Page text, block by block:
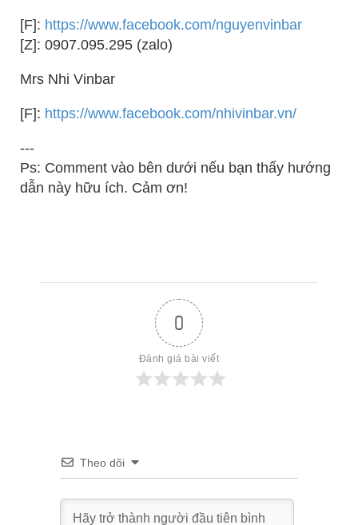
[F]: https://www.facebook.com/nguyenvinbar
[Z]: 0907.095.295 (zalo)
Mrs Nhi Vinbar
[F]: https://www.facebook.com/nhivinbar.vn/
---
Ps: Comment vào bên dưới nếu bạn thấy hướng
dẫn này hữu ích. Cảm ơn!
0
Đánh giá bài viết
Theo dõi